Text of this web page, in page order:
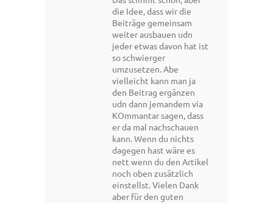
die Idee, dass wir die
Beiträge gemeinsam
weiter ausbauen udn
jeder etwas davon hat ist
so schwierger
umzusetzen. Abe
vielleicht kann man ja
den Beitrag ergänzen
udn dann jemandem via
KOmmantar sagen, dass
er da mal nachschauen
kann. Wenn du nichts
dagegen hast wäre es
nett wenn du den Artikel
noch oben zusätzlich
einstellst. Vielen Dank
aber für den guten